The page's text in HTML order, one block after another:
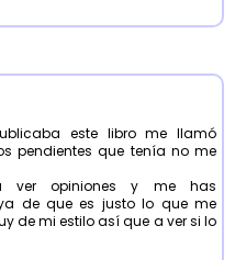
este libro me llamó
pendientes que tenía no me
ver opiniones y me has
de que es justo lo que me
de mi estilo así que a ver si lo